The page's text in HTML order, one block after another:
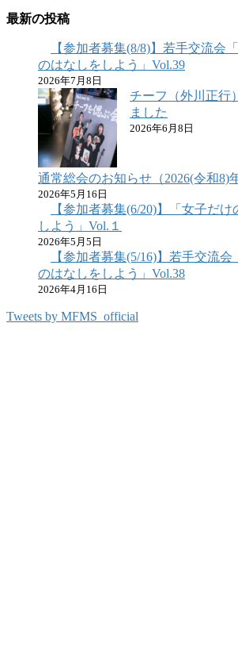
最新の投稿
【参加者募集(8/8)】若手交流会
のはなしをしよう」Vol.39
2026年7月8日
チーフ（外川正行
ました
2026年6月8日
通常総会のお知らせ（2026(令和8)
2026年5月16日
【参加者募集(6/20)】「女子だ
しよう」Vol.１
2026年5月5日
【参加者募集(5/16)】若手交流
のはなしをしよう」Vol.38
2026年4月16日
Tweets by MFMS_official